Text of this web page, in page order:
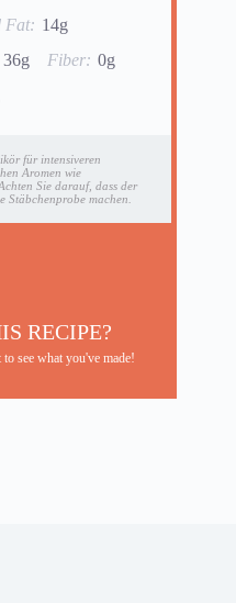
Fat: 14g
36g Fiber: 0g
für intensiveren
Aromen wie
Sie darauf, dass der
Stäbchenprobe machen.
RECIPE?
see what you've made!